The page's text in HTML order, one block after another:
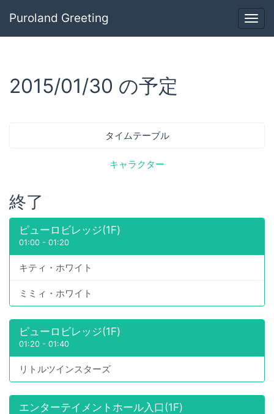
Puroland Greeting
2015/01/30 の予定
タイムテーブル
キャラクター
終了
ピューロビレッジ(1F)
01:00 - 01:20
キティ・ホワイト
ミミィ・ホワイト
ピューロビレッジ(1F)
01:20 - 01:40
リトルツインスターズ
エンターテイメントホール入口(1F)